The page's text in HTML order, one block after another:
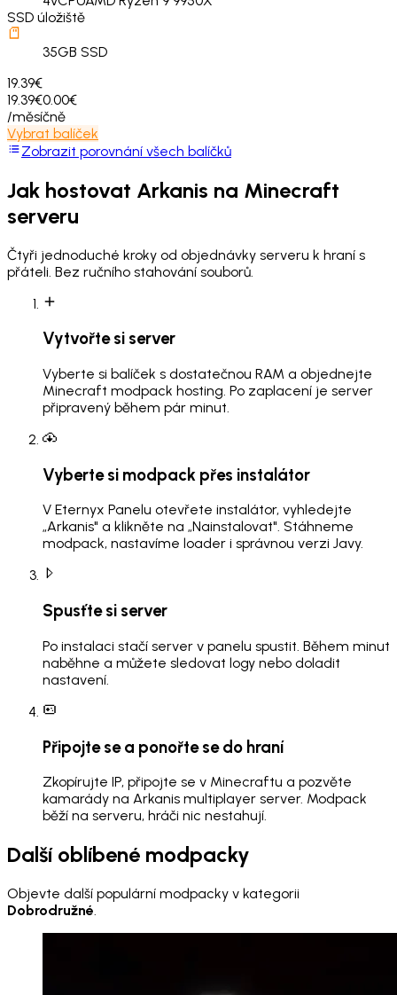
SSD úložiště
35GB SSD
19.39€
19.39€0.00€
/měsíčně
Vybrat balíček
Zobrazit porovnání všech balíčků
Jak hostovat Arkanis na Minecraft
serveru
Čtyři jednoduché kroky od objednávky serveru k hraní s
přáteli. Bez ručního stahování souborů.
Vytvořte si server
Vyberte si balíček s dostatečnou RAM a objednejte
Minecraft modpack hosting. Po zaplacení je server
připravený během pár minut.
Vyberte si modpack přes instalátor
V Eternyx Panelu otevřete instalátor, vyhledejte
„Arkanis" a klikněte na „Nainstalovat". Stáhneme
modpack, nastavíme loader i správnou verzi Javy.
Spusťte si server
Po instalaci stačí server v panelu spustit. Během minut
naběhne a můžete sledovat logy nebo doladit
nastavení.
Připojte se a ponořte se do hraní
Zkopírujte IP, připojte se v Minecraftu a pozvěte
kamarády na Arkanis multiplayer server. Modpack
běží na serveru, hráči nic nestahují.
Další oblíbené modpacky
Objevte další populární modpacky v kategorii
Dobrodružné.